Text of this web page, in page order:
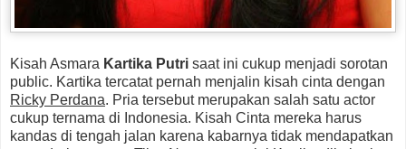
Kisah Asmara Kartika Putri saat ini cukup menjadi sorotan
public. Kartika tercatat pernah menjalin kisah cinta dengan
Ricky Perdana. Pria tersebut merupakan salah satu actor
cukup ternama di Indonesia. Kisah Cinta mereka harus
kandas di tengah jalan karena kabarnya tidak mendapatkan